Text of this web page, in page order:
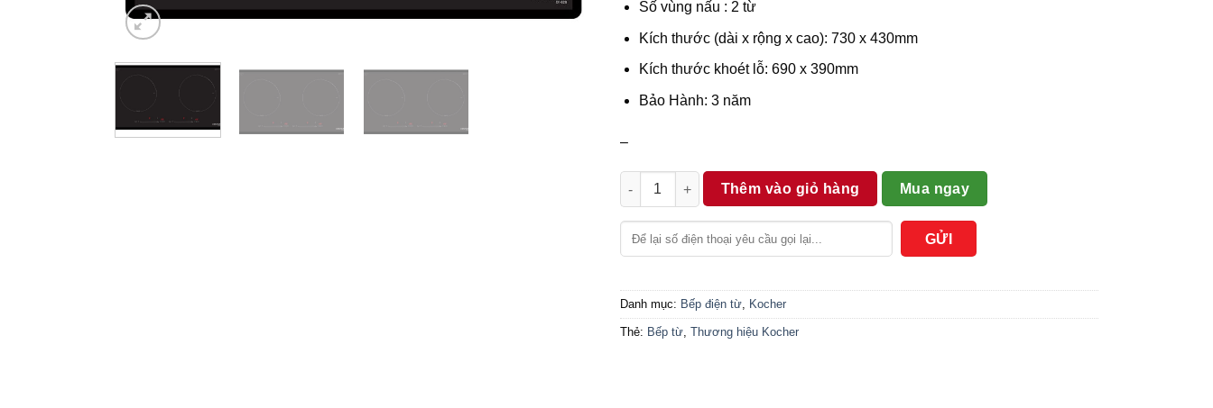
Số vùng nấu : 2 từ
Kích thước (dài x rộng x cao): 730 x 430mm
Kích thước khoét lỗ: 690 x 390mm
Bảo Hành: 3 năm
–
Bếp từ Kocher DI-628 số lượng
Thêm vào giỏ hàng Mua ngay
Danh mục: Bếp điện từ Kocher
Thẻ: Bếp từ Thương hiệu Kocher